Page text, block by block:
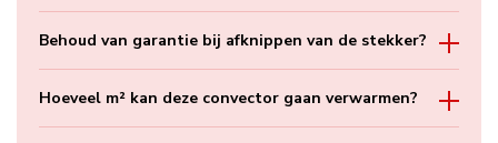
Behoud van garantie bij afknippen van de stekker?
Hoeveel m² kan deze convector gaan verwarmen?